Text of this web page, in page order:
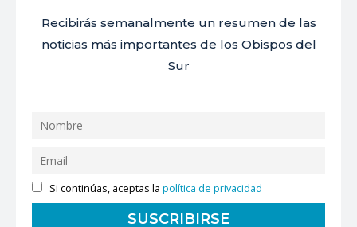
Recibirás semanalmente un resumen de las
noticias más importantes de los Obispos del
Sur
Si continúas, aceptas lapolítica de privacidad